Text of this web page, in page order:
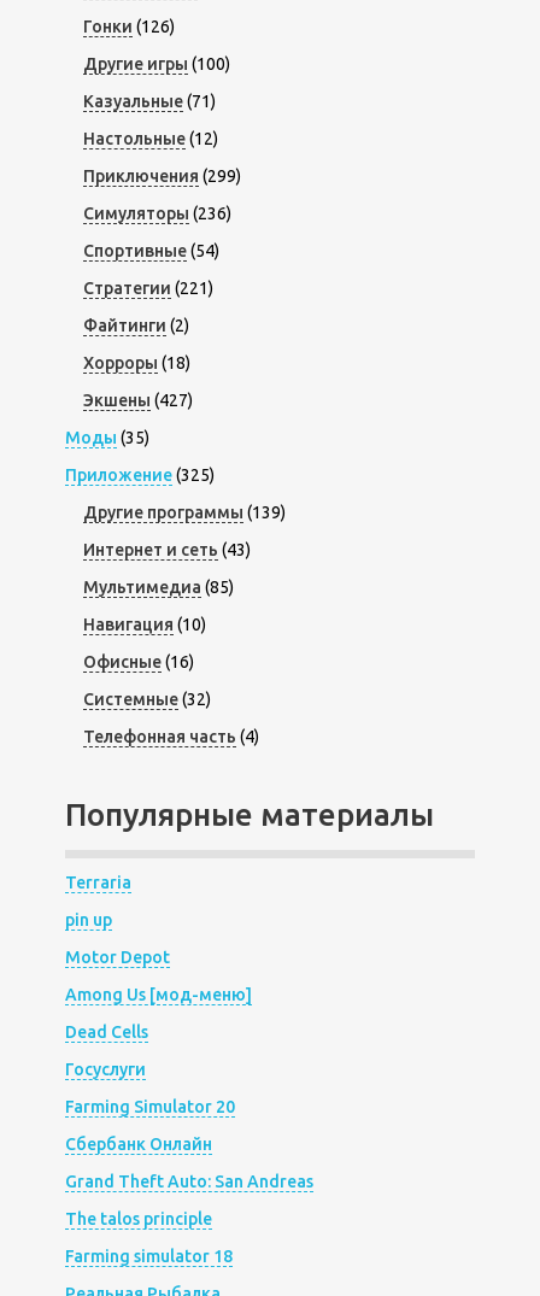
Гонки (126)
Другие игры (100)
Казуальные(71)
Настольные(12)
Приключения (299)
Симуляторы (236)
Спортивные(54)
Стратегии (221)
Файтинги (2)
Хорроры (18)
Экшены (427)
Моды (35)
Приложение(325)
Другие программы (139)
Интернет и сеть (43)
Мультимедиа (85)
Навигация (10)
Офисные(16)
Системные(32)
Телефонная часть (4)
Популярные материалы
Terraria
pin up
Motor Depot
Among Us [мод-меню]
Dead Cells
Госуслуги
Farming Simulator 20
Сбербанк Онлайн
Grand Theft Auto: San Andreas
The talos principle
Farming simulator 18